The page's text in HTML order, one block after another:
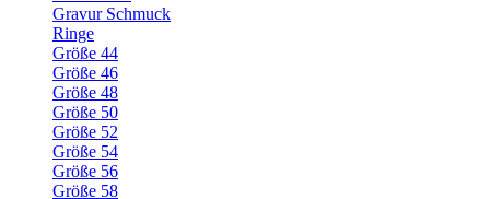
Gravur Schmuck
Ringe
Größe 44
Größe 46
Größe 48
Größe 50
Größe 52
Größe 54
Größe 56
Größe 58